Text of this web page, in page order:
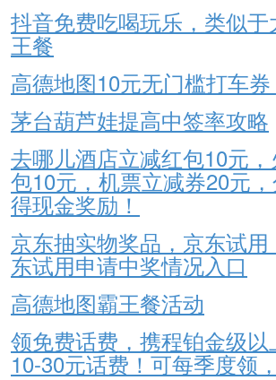
抖音免费吃喝玩乐，类似
王餐
高德地图10元无门槛打车券
茅台葫芦娃提高中签率攻略
去哪儿酒店立减红包10元
包10元，机票立减券20元
得现金奖励！
京东抽实物奖品，京东试
东试用申请中奖情况入口
高德地图霸王餐活动
领免费话费，携程铂金级
10-30元话费！可每季度领